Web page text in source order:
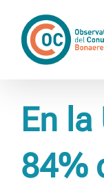
contenido
En la
84%